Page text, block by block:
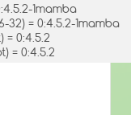
1mamba
= 0:4.5.2-1mamba
0:4.5.2
= 0:4.5.2